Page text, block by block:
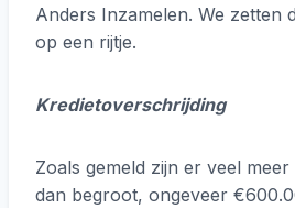
Anders Inzamelen. We zetten
op een rijtje.
Kredietoverschrijding
Zoals gemeld zijn er veel
dan begroot, ongeveer